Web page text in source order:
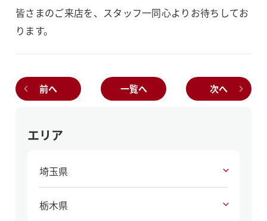
皆さまのご来店を、スタッフ一同心よりお待ちしてお
ります。
前へ 一覧へ 次へ
エリア
埼玉県
栃木県